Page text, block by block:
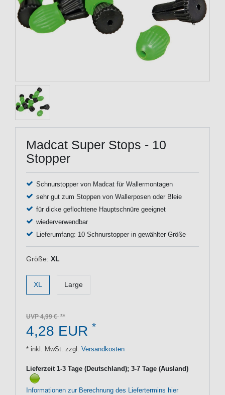
Madcat Super Stops - 10
Stopper
Schnurstopper von Madcat für Wallermontagen
sehr gut zum Stoppen von Wallerposen oder Bleie
für dicke geflochtene Hauptschnüre geeignet
wiederverwendbar
Lieferumfang: 10 Schnurstopper in gewählter Größe
Größe: XL
XL Large
UVP 4,99 €
4,28 EUR *
* inkl. MwSt. zzgl. Versandkosten
Lieferzeit 1-3 Tage (Deutschland); 3-7 Tage (Ausland)
Informationen zur Berechnung des Liefertermins hier